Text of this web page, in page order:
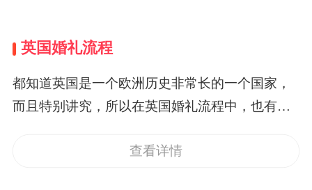
英国婚礼流程
都知道英国是一个欧洲历史非常长的一个国家，
而且特别讲究，所以在英国婚礼流程中，也有很
是婚礼与婚宴两部分。首先说婚礼部分，所有亲
查看详情